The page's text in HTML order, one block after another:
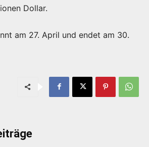
Dollar.
am 27. April und endet am 30.